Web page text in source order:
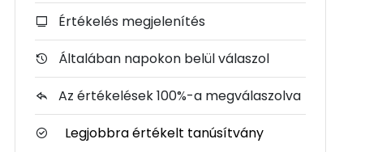
Értékelés megjelenítés
Általában napokon belül válaszol
Az értékelések 100%-a megválaszolva
Legjobbra értékelt tanúsítvány